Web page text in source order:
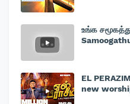
உங்க
EL
new